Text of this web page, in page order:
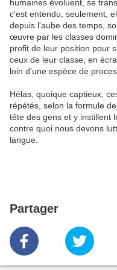
humaines évoluent, se
c'est entendu, seulement,
depuis l'aube des temps,
œuvre par les classes
profit de leur position pour
ceux de leur classe, en
loin d'une espèce de
Hélas, quoique captieux,
répétés, selon la formule
tête des gens et y instillent
contre quoi nous devons
langue.
Partager